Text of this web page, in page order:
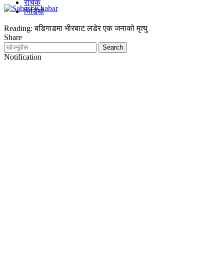
रोचक
भिडियो
Reading: बडिगाडमा भीरबाट लडेर एक जनाको मृत्यु
Share
Notification